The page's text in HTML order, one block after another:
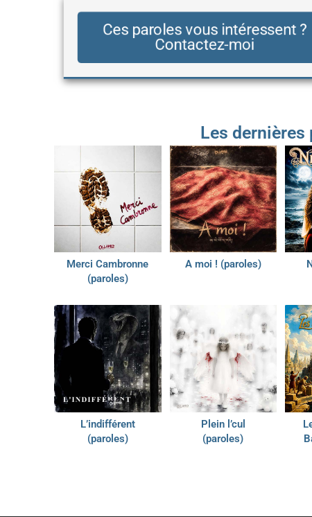
Ces paroles vous intéressent ?
Contactez-moi
Les dernières
Merci Cambronne
(paroles)
A moi ! (paroles)
L’indifférent
(paroles)
Plein l’cul
(paroles)